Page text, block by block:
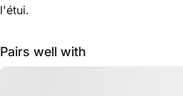
l'étui.
Pairs well with